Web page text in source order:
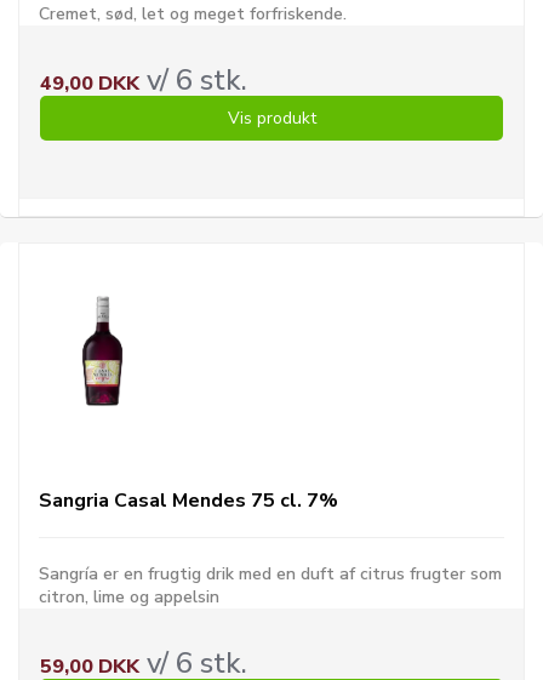
Cremet, sød, let og meget forfriskende.
49,00 DKKv/ 6 stk.
Vis produkt
Sangria Casal Mendes 75 cl. 7%
Sangría er en frugtig drik med en duft af citrus frugter som
citron, lime og appelsin
59,00 DKKv/ 6 stk.